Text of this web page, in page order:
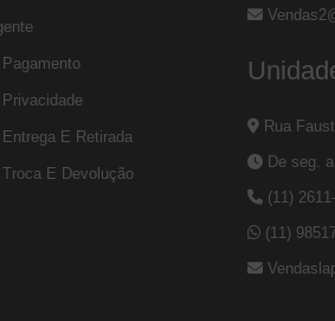
E Retirada
E Devolução
Rua
De seg. a
(11)
(11)